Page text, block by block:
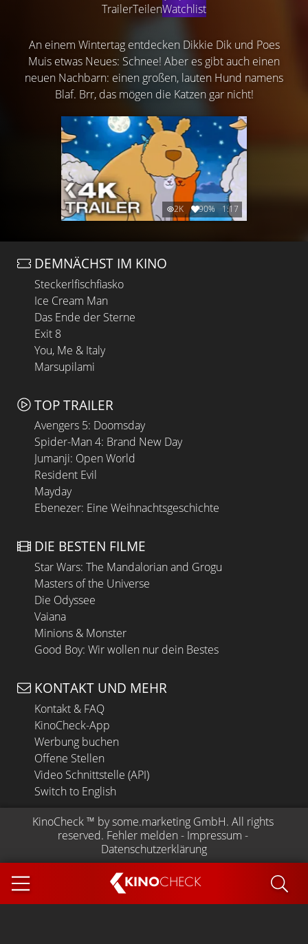
KINOCHECK
TrailerTeilenWatchlist
An einem Wintertag entdecken Dikkie Dik und Poes
Muis etwas Neues: Schnee! Aber es gibt auch einen
neuen Nachbarn: einen großen, lauten Hund namens
Blaf. Brr, das mögen die Katzen gar nicht!
2K 90% 1:17
DEMNÄCHST IM KINO
Steckerlfischfiasko
Ice Cream Man
Das Ende der Sterne
Exit 8
You, Me & Italy
Marsupilami
TOP TRAILER
Avengers 5: Doomsday
Spider-Man 4: Brand New Day
Jumanji: Open World
Resident Evil
Mayday
Ebenezer: Eine Weihnachtsgeschichte
DIE BESTEN FILME
Star Wars: The Mandalorian and Grogu
Masters of the Universe
Die Odyssee
Vaiana
Minions & Monster
Good Boy: Wir wollen nur dein Bestes
KONTAKT UND MEHR
Kontakt & FAQ
KinoCheck-App
Werbung buchen
Offene Stellen
Video Schnittstelle (API)
Switch to English
KinoCheck ™ by some.marketing GmbH. All rights
reserved. Fehler melden - Impressum -
Datenschutzerklärung